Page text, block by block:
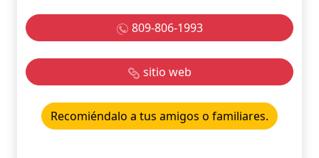
809-806-1993
sitio web
Recomiéndalo a tus amigos o familiares.